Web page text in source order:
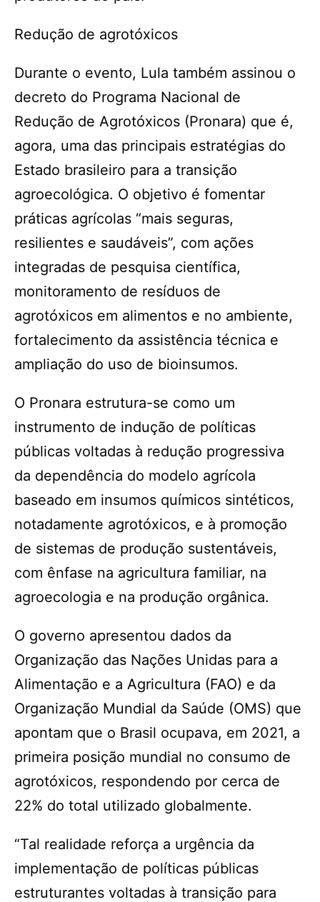
Redução de agrotóxicos
Durante o evento, Lula também assinou o
decreto do Programa Nacional de
Redução de Agrotóxicos (Pronara) que é,
agora, uma das principais estratégias do
Estado brasileiro para a transição
agroecológica. O objetivo é fomentar
práticas agrícolas “mais seguras,
resilientes e saudáveis”, com ações
integradas de pesquisa científica,
monitoramento de resíduos de
agrotóxicos em alimentos e no ambiente,
fortalecimento da assistência técnica e
ampliação do uso de bioinsumos.
O Pronara estrutura-se como um
instrumento de indução de políticas
públicas voltadas à redução progressiva
da dependência do modelo agrícola
baseado em insumos químicos sintéticos,
notadamente agrotóxicos, e à promoção
de sistemas de produção sustentáveis,
com ênfase na agricultura familiar, na
agroecologia e na produção orgânica.
O governo apresentou dados da
Organização das Nações Unidas para a
Alimentação e a Agricultura (FAO) e da
Organização Mundial da Saúde (OMS) que
apontam que o Brasil ocupava, em 2021, a
primeira posição mundial no consumo de
agrotóxicos, respondendo por cerca de
22% do total utilizado globalmente.
“Tal realidade reforça a urgência da
implementação de políticas públicas
estruturantes voltadas à transição para